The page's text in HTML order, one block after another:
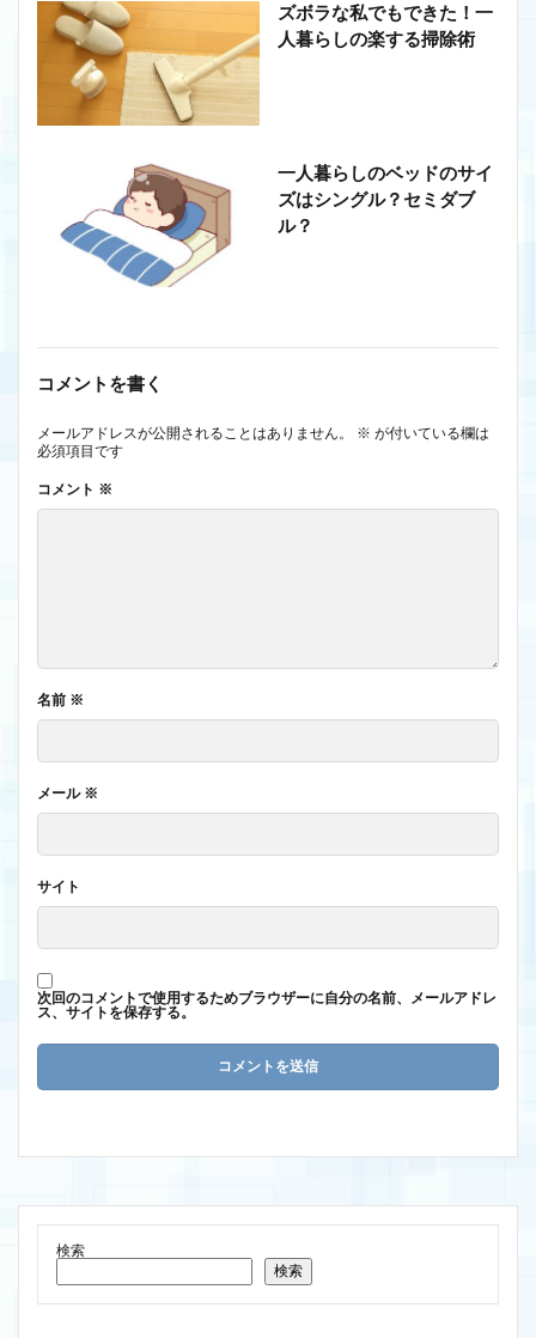
ズボラな私でもできた！一
人暮らしの楽する掃除術
一人暮らしのベッドのサイ
ズはシングル？セミダブ
ル？
コメントを書く
メールアドレスが公開されることはありません。 ※ が付いている欄は
必須項目です
コメント ※
名前 ※
メール ※
サイト
次回のコメントで使用するためブラウザーに自分の名前、メールアドレ
ス、サイトを保存する。
検索
検索